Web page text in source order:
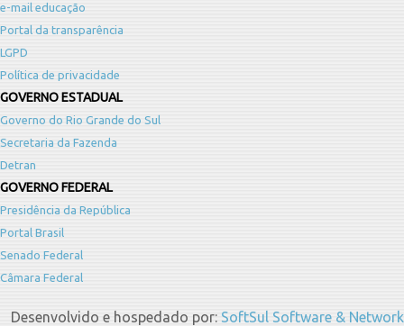
e-mail educação
Portal da transparência
LGPD
Política de privacidade
GOVERNO ESTADUAL
Governo do Rio Grande do Sul
Secretaria da Fazenda
Detran
GOVERNO FEDERAL
Presidência da República
Portal Brasil
Senado Federal
Câmara Federal
Desenvolvido e hospedado por: SoftSul Software & Network